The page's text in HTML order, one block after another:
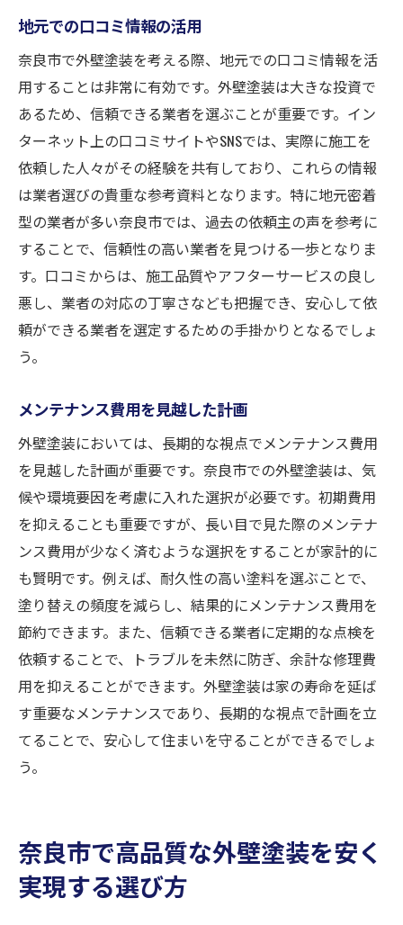
地元での口コミ情報の活用
奈良市で外壁塗装を考える際、地元での口コミ情報を活
用することは非常に有効です。外壁塗装は大きな投資で
あるため、信頼できる業者を選ぶことが重要です。イン
ターネット上の口コミサイトやSNSでは、実際に施工を
依頼した人々がその経験を共有しており、これらの情報
は業者選びの貴重な参考資料となります。特に地元密着
型の業者が多い奈良市では、過去の依頼主の声を参考に
することで、信頼性の高い業者を見つける一歩となりま
す。口コミからは、施工品質やアフターサービスの良し
悪し、業者の対応の丁寧さなども把握でき、安心して依
頼ができる業者を選定するための手掛かりとなるでしょ
う。
メンテナンス費用を見越した計画
外壁塗装においては、長期的な視点でメンテナンス費用
を見越した計画が重要です。奈良市での外壁塗装は、気
候や環境要因を考慮に入れた選択が必要です。初期費用
を抑えることも重要ですが、長い目で見た際のメンテナ
ンス費用が少なく済むような選択をすることが家計的に
も賢明です。例えば、耐久性の高い塗料を選ぶことで、
塗り替えの頻度を減らし、結果的にメンテナンス費用を
節約できます。また、信頼できる業者に定期的な点検を
依頼することで、トラブルを未然に防ぎ、余計な修理費
用を抑えることができます。外壁塗装は家の寿命を延ば
す重要なメンテナンスであり、長期的な視点で計画を立
てることで、安心して住まいを守ることができるでしょ
う。
奈良市で高品質な外壁塗装を安く
実現する選び方